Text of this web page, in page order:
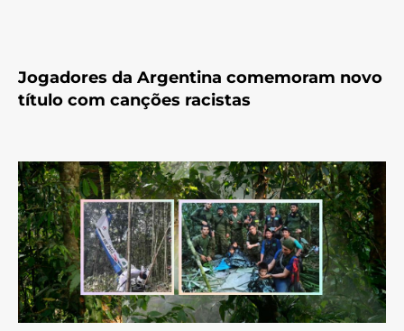
Jogadores da Argentina comemoram novo
título com canções racistas